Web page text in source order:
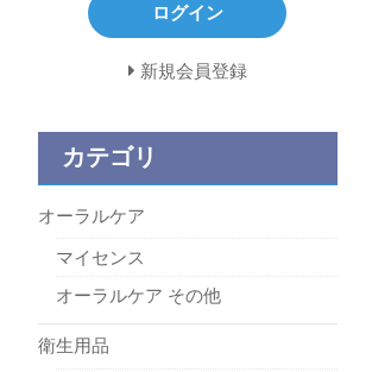
ログイン
新規会員登録
カテゴリ
オーラルケア
マイセンス
オーラルケア その他
衛生用品